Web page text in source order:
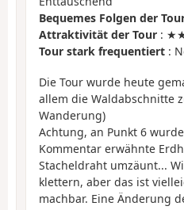
Bequemes Folgen der
Attraktivität der Tour :
Tour stark frequentiert :
Die Tour wurde heute
allem die Waldabschnitte
Wanderung)
Achtung, an Punkt 6
Kommentar erwähnte
Stacheldraht umzäunt...
klettern, aber das ist
machbar. Eine Änderung